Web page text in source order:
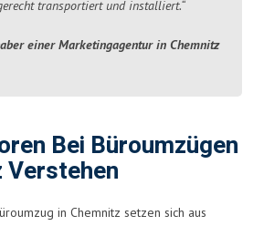
transportiert und installiert.“
einer Marketingagentur in Chemnitz
Bei Büroumzügen
Verstehen
in Chemnitz setzen sich aus